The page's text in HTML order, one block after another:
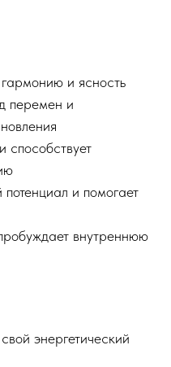
и ясность
перемен и
способствует
и помогает
внутреннюю
энергетический